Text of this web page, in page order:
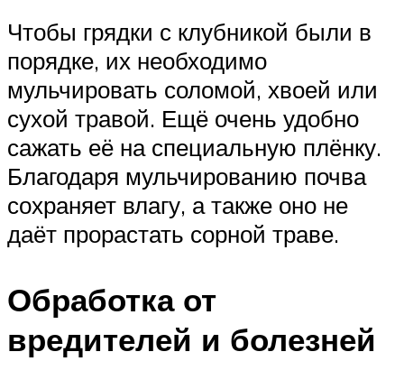
Чтобы грядки с клубникой были в
порядке, их необходимо
мульчировать соломой, хвоей или
сухой травой. Ещё очень удобно
сажать её на специальную плёнку.
Благодаря мульчированию почва
сохраняет влагу, а также оно не
даёт прорастать сорной траве.
Обработка от
вредителей и болезней